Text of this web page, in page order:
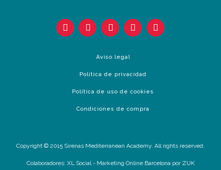
Aviso legal
Política de privacidad
Política de uso de cookies
Condiciones de compra
Copyright © 2015 Sirenas Mediterranean Academy. All rights reserved.
Colaboradores: XL Social - Marketing Online Barcelona por ZUK